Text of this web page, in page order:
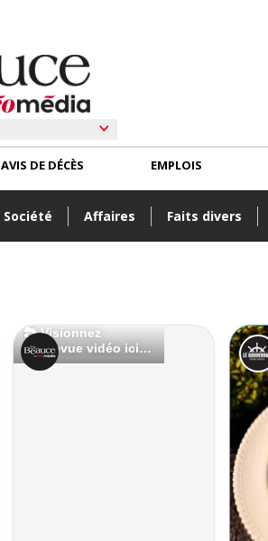
Société Affaires Faits divers
AVIS DE DÉCÈS EMPLOIS